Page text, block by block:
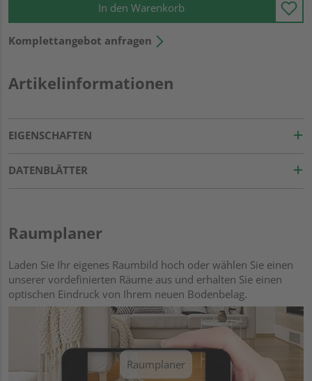
In den Warenkorb
Komplettangebot anfragen
Artikelinformationen
EIGENSCHAFTEN
DATENBLÄTTER
Raumplaner
Laden Sie Ihr eigenes Raumbild hoch oder wählen Sie einen
unserer vordefinierten Räume aus und erhalten Sie einen
optischen Eindruck von Ihrem neuen Bodenbelag.
Raumplaner